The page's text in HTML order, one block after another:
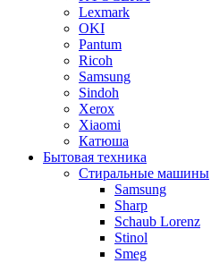
Lexmark
OKI
Pantum
Ricoh
Samsung
Sindoh
Xerox
Xiaomi
Катюша
Бытовая техника
Стиральные машины
Samsung
Sharp
Schaub Lorenz
Stinol
Smeg